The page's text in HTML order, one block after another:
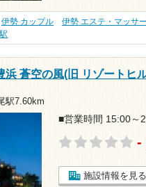
伊勢 カップル 伊勢 エステ・マッサ
浜 蒼空の風(旧 リゾートヒ
駅7.60km
■営業時間 15:00～
-
施設情報を見る